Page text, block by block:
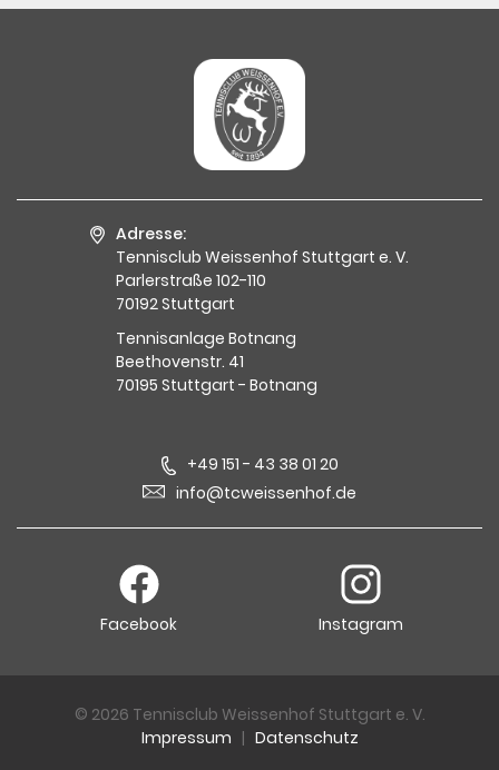
Adresse:
Tennisclub Weissenhof Stuttgart e. V.
Parlerstraße 102-110
70192 Stuttgart
Tennisanlage Botnang
Beethovenstr. 41
70195 Stuttgart - Botnang
+49 151 - 43 38 01 20
info@tcweissenhof.de
Facebook Instagram
© 2026 Tennisclub Weissenhof Stuttgart e. V.
Impressum | Datenschutz